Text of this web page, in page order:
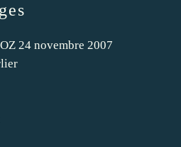
24 novembre 2007